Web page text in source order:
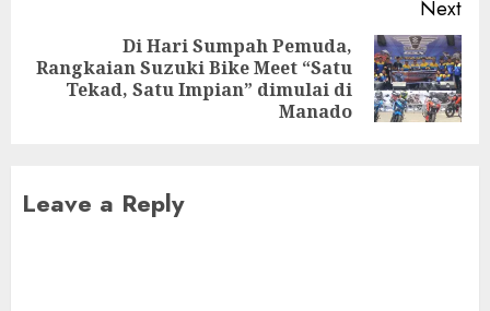
Next
Next
post:
Di Hari Sumpah Pemuda,
Rangkaian Suzuki Bike Meet “Satu
Tekad, Satu Impian” dimulai di
Manado
Leave a Reply